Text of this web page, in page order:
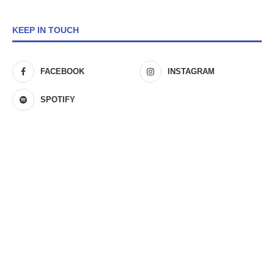
KEEP IN TOUCH
FACEBOOK INSTAGRAM
SPOTIFY